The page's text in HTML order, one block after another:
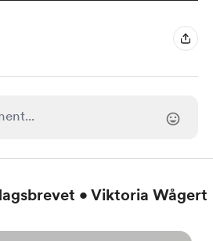
• Viktoria Wågert